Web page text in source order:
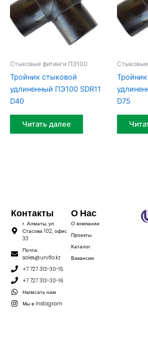
Стыковые фитинги ПЭ100
Тройник стыковой
удлиненный ПЭ100 SDR11
D40
Читать далее
D75
О Нас
О компании
Проекты
Каталог
Вакансии
Контакты
г. Алматы, ул.
Стасова 102, офис
33
Почта:
sales@uniflo.kz
+7 727 313-30-15
+7 727 313-30-16
Написать нам
Мы в Instagram